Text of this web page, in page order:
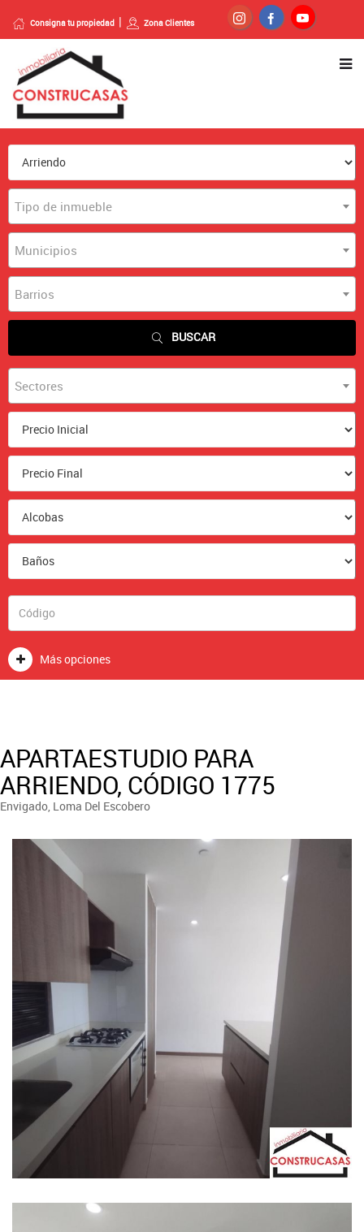
Consigna tu propiedad Zona Clientes
Tipo de inmueble
Municipios
Barrios
BUSCAR
Sectores
Más opciones
APARTAESTUDIO PARA
ARRIENDO, CÓDIGO 1775
Envigado, Loma Del Escobero